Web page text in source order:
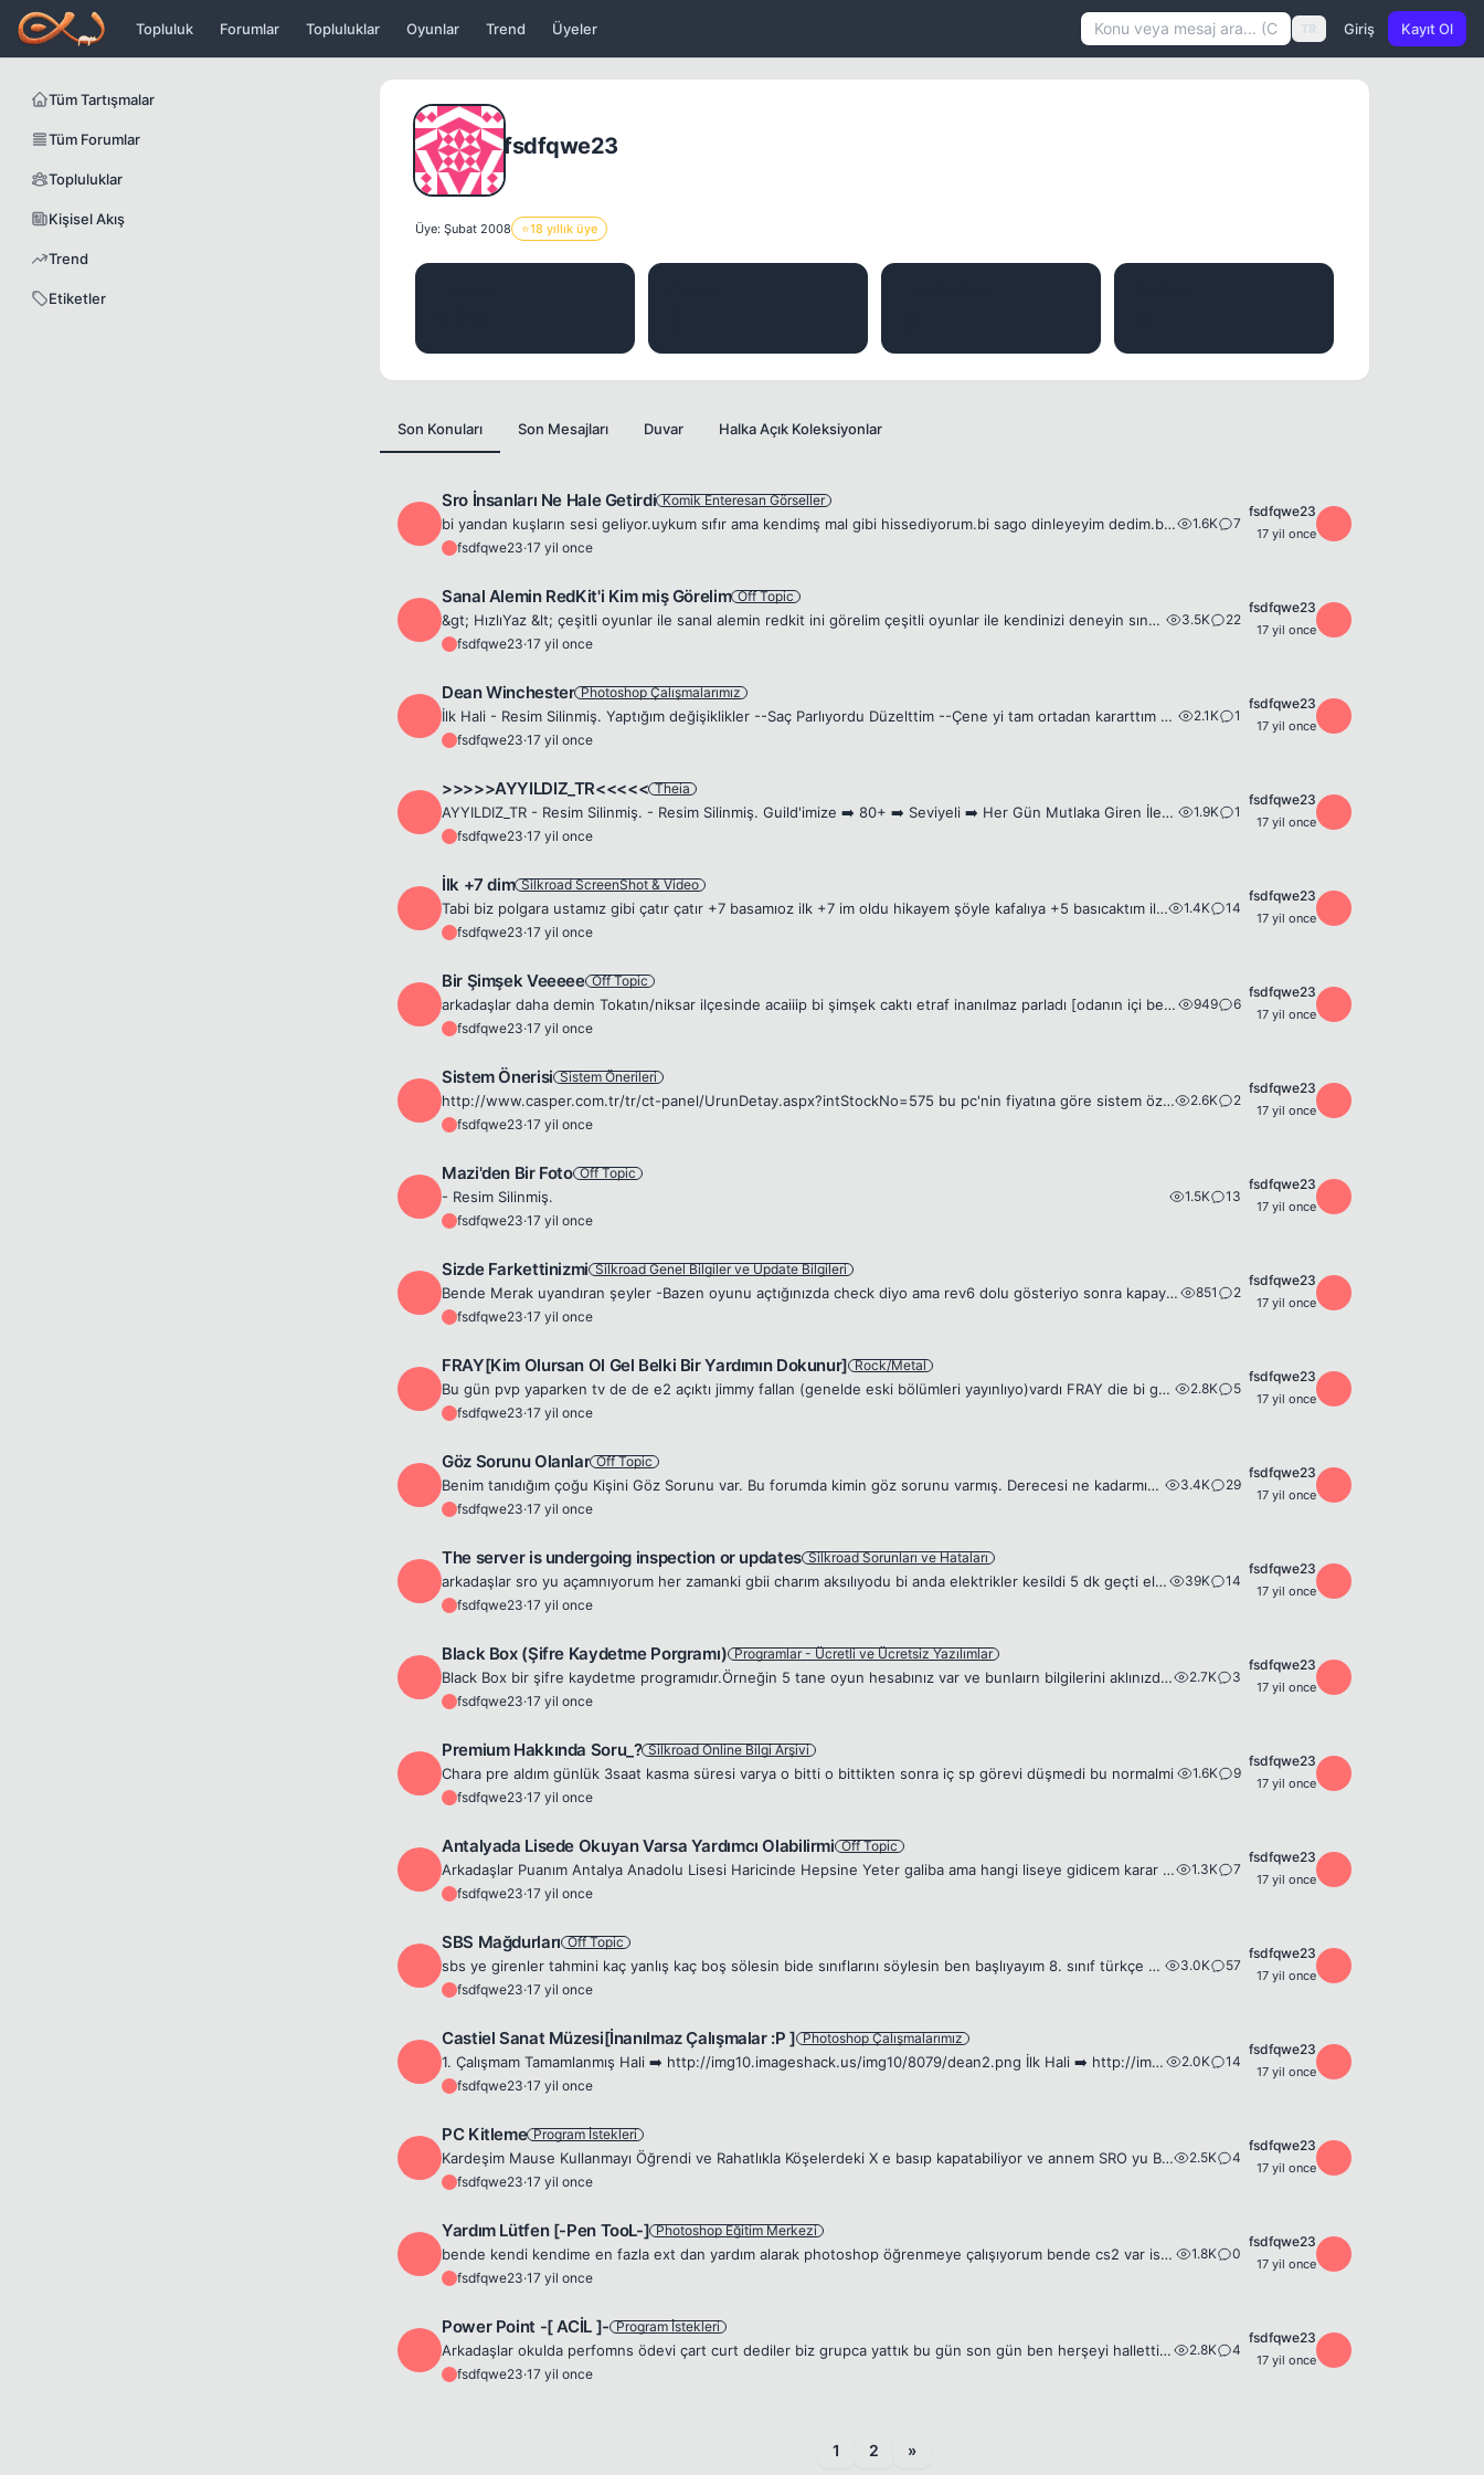
Icerige atla
Topluluk Forumlar Topluluklar Oyunlar Trend Üyeler TR Giriş Kayıt Ol
Tüm Tartışmalar
Tüm Forumlar
Topluluklar
Kişisel Akış
Trend
Etiketler
fsdfqwe23
Üye: Şubat 2008 ⭐18 yıllık üye
Son Konuları Son Mesajları Duvar Halka Açık Koleksiyonlar
Sro İnsanları Ne Hale Getirdi Komik Enteresan Görseller
bi yandan kuşların sesi geliyor.uykum sıfır ama kendimş mal gibi hissediyorum.bi sago dinleyeyim dedim.beynim hiç bişeyi almıyor artık ama uykum 0 bi and aonu gördüm ve yerlerdeyimmm en son yoruma dik...
fsdfqwe23·17 yil once
1.6K 7
fsdfqwe23
17 yil once
Sanal Alemin RedKit'i Kim miş Görelim Off Topic
&gt; HızlıYaz &lt; çeşitli oyunlar ile sanal alemin redkit ini görelim çeşitli oyunlar ile kendinizi deneyin sınayın antraman yapın
fsdfqwe23·17 yil once
3.5K 22
fsdfqwe23
17 yil once
Dean Winchester Photoshop Çalışmalarımız
İlk Hali - Resim Silinmiş. Yaptığım değişiklikler --Saç Parlıyordu Düzelttim --Çene yi tam ortadan kararttım -- Burun yamuktu düzelttim --Sakallar ı koyulaştırdım --Yapalı uzun süe oldu cildi de koyul...
fsdfqwe23·17 yil once
2.1K 1
fsdfqwe23
17 yil once
>>>>>AYYILDIZ_TR<<<<< Theia
AYYILDIZ_TR - Resim Silinmiş. - Resim Silinmiş. Guild'imize ➡️ 80+ ➡️ Seviyeli ➡️ Her Gün Mutlaka Giren İletişim İçin ➡️ SiNCee_1453 ➡️ White
fsdfqwe23·17 yil once
1.9K 1
fsdfqwe23
17 yil once
İlk +7 dim Silkroad ScreenShot & Video
Tabi biz polgara ustamız gibi çatır çatır +7 basamıoz ilk +7 im oldu hikayem şöyle kafalıya +5 basıcaktım ilk önce +3 itemi yaktım bi tane daha yaam dedim bi tane daha yaktım kafalığa denedim yandı si...
fsdfqwe23·17 yil once
1.4K 14
fsdfqwe23
17 yil once
Bir Şimşek Veeeee Off Topic
arkadaşlar daha demin Tokatın/niksar ilçesinde acaiiip bi şimşek caktı etraf inanılmaz parladı [odanın içi bembeyaz oldu ve gözlerim uyuşdu]ve onun hemmmen ardından dışarıda ufak bi ışık oldu dışarı b...
fsdfqwe23·17 yil once
949 6
fsdfqwe23
17 yil once
Sistem Önerisi Sistem Önerileri
http://www.casper.com.tr/tr/ct-panel/UrunDetay.aspx?intStockNo=575 bu pc'nin fiyatına göre sistem özellikleri nasıl kısaca rahat 2sr kaldırırmı sormak isterim pek pc lerden anlamamda sroum şu bi ton ...
fsdfqwe23·17 yil once
2.6K 2
fsdfqwe23
17 yil once
Mazi'den Bir Foto Off Topic
- Resim Silinmiş.
fsdfqwe23·17 yil once
1.5K 13
fsdfqwe23
17 yil once
Sizde Farkettinizmi Silkroad Genel Bilgiler ve Update Bilgileri
Bende Merak uyandıran şeyler -Bazen oyunu açtığınızda check diyo ama rev6 dolu gösteriyo sonra kapayım açıyosunuz düzeliyo düzelmezse 2 açıp kapmada düzeliyo -üstteki durum hiç illegal bişey kullanmas...
fsdfqwe23·17 yil once
851 2
fsdfqwe23
17 yil once
FRAY[Kim Olursan Ol Gel Belki Bir Yardımın Dokunur] Rock/Metal
Bu gün pvp yaparken tv de de e2 açıktı jimmy fallan (genelde eski bölümleri yayınlıyo)vardı FRAY die bi grup çıktı şarkı sözlerini çok yavşaya yavşaya sölediği için anlayamadım ama şarkı acaip hoşuma ...
fsdfqwe23·17 yil once
2.8K 5
fsdfqwe23
17 yil once
Göz Sorunu Olanlar Off Topic
Benim tanıdığım çoğu Kişini Göz Sorunu var. Bu forumda kimin göz sorunu varmış. Derecesi ne kadarmış görelim.
fsdfqwe23·17 yil once
3.4K 29
fsdfqwe23
17 yil once
The server is undergoing inspection or updates Silkroad Sorunları ve Hataları
arkadaşlar sro yu açamnıyorum her zamanki gbii charım aksılıyodu bi anda elektrikler kesildi 5 dk geçti elektrikler geldi internet fln çalışıyor ama sro ya girilmiyor sro nun sitesinede girilmiyor The...
fsdfqwe23·17 yil once
39K 14
fsdfqwe23
17 yil once
Black Box (Şifre Kaydetme Porgramı) Programlar - Ücretli ve Ücretsiz Yazılımlar
Black Box bir şifre kaydetme programıdır.Örneğin 5 tane oyun hesabınız var ve bunlaırn bilgilerini aklınızda tutmak zor oluyor.Şifrelerinizi Gizli Sorularınız vs. bu programa kaydederek hepsine tek bi...
fsdfqwe23·17 yil once
2.7K 3
fsdfqwe23
17 yil once
Premium Hakkında Soru_? Silkroad Online Bilgi Arşivi
Chara pre aldım günlük 3saat kasma süresi varya o bitti o bittikten sonra iç sp görevi düşmedi bu normalmi
fsdfqwe23·17 yil once
1.6K 9
fsdfqwe23
17 yil once
Antalyada Lisede Okuyan Varsa Yardımcı Olabilirmi Off Topic
Arkadaşlar Puanım Antalya Anadolu Lisesi Haricinde Hepsine Yeter galiba ama hangi liseye gidicem karar veremedim. Psikolojik olarak beni etkilemicek(mesela dinci okullar) eğitimi güzel öğrencilerinde ...
fsdfqwe23·17 yil once
1.3K 7
fsdfqwe23
17 yil once
SBS Mağdurları Off Topic
sbs ye girenler tahmini kaç yanlış kaç boş sölesin bide sınıflarını söylesin ben başlıyayım 8. sınıf türkçe 1y matematik 3 b 1y fen 1y sosyal 0 y ingilizce 0 y toplam 3 b 3 y %90 herkez sonucun ne der...
fsdfqwe23·17 yil once
3.0K 57
fsdfqwe23
17 yil once
Castiel Sanat Müzesi[İnanılmaz Çalışmalar :P ] Photoshop Çalışmalarımız
1. Çalışmam Tamamlanmış Hali ➡️ http://img10.imageshack.us/img10/8079/dean2.png İlk Hali ➡️ http://img10.imageshack.us/img10/6816/deanwinchestersupernatu.jpg çok büyük olduğu için fotoyu direk gösterm...
fsdfqwe23·17 yil once
2.0K 14
fsdfqwe23
17 yil once
PC Kitleme Program İstekleri
Kardeşim Mause Kullanmayı Öğrendi ve Rahatlıkla Köşelerdeki X e basıp kapatabiliyor ve annem SRO yu Bota bırakmama kızdığı için İnternet sayfasını öne alıp bırakabiliyorum öle yapınca kardeşim sırasıy...
fsdfqwe23·17 yil once
2.5K 4
fsdfqwe23
17 yil once
Yardım Lütfen [-Pen TooL-] Photoshop Eğitim Merkezi
bende kendi kendime en fazla ext dan yardım alarak photoshop öğrenmeye çalışıyorum bende cs2 var isteğim şudur ben photoshop da bütün araçları kullanıyorum tek eksiğim pen tool mantıksal olarak nasıl ...
fsdfqwe23·17 yil once
1.8K 0
fsdfqwe23
17 yil once
Power Point -[ ACİL ]- Program İstekleri
Arkadaşlar okulda perfomns ödevi çart curt dediler biz grupca yattık bu gün son gün ben herşeyi hallettim sunu yapacaktım ama eve geldiğimde aklıma pc nin yeni formattan çıktığı ve office en azından p...
fsdfqwe23·17 yil once
2.8K 4
fsdfqwe23
17 yil once
1 2 »